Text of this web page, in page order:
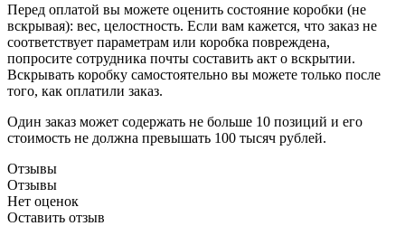
Перед оплатой вы можете оценить состояние коробки (не
вскрывая): вес, целостность. Если вам кажется, что заказ не
соответствует параметрам или коробка повреждена,
попросите сотрудника почты составить акт о вскрытии.
Вскрывать коробку самостоятельно вы можете только после
того, как оплатили заказ.
Один заказ может содержать не больше 10 позиций и его
стоимость не должна превышать 100 тысяч рублей.
Отзывы
Отзывы
Нет оценок
Оставить отзыв